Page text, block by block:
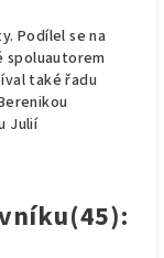
Podílel se na
spoluautorem
také řadu
Julií